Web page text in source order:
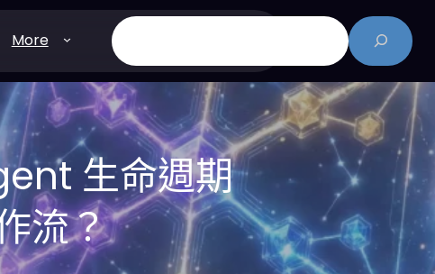
More
搜
尋
生命週期
流？